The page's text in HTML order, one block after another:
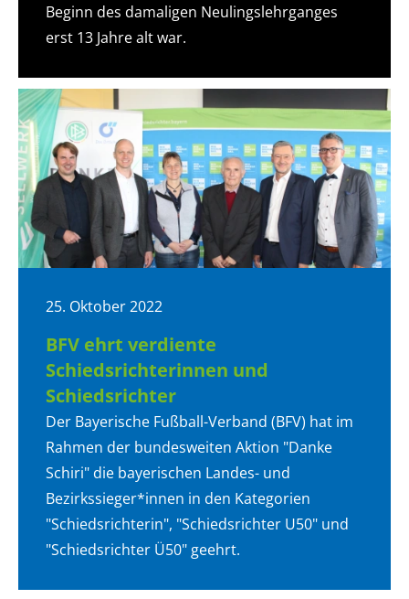
Beginn des damaligen Neulingslehrganges
erst 13 Jahre alt war.
25. Oktober 2022
BFV ehrt verdiente
Schiedsrichterinnen und
Schiedsrichter
Der Bayerische Fußball-Verband (BFV) hat im
Rahmen der bundesweiten Aktion "Danke
Schiri" die bayerischen Landes- und
Bezirkssieger*innen in den Kategorien
"Schiedsrichterin", "Schiedsrichter U50" und
"Schiedsrichter Ü50" geehrt.